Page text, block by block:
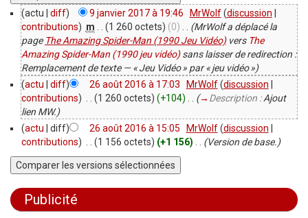
(actu | diff) 9 janvier 2017 à 19:46 MrWolf (discussion
contributions) m . . (1 260 octets) (0) . . (MrWolf a déplacé la
page The Amazing Spider-Man (1990 Jeu Vidéo)vers The
Amazing Spider-Man (1990 jeu vidéo)sans laisser de redirection :
Remplacement de texte — « Jeu Vidéo » par « jeu vidéo »)
(actu diff) 26 août 2016 à 17:03 MrWolf (discussion
contributions) . . (1 260 octets) (+104) . . (→ Description :Ajout
lien MW.)
(actu | diff) 26 août 2016 à 15:05 MrWolf (discussion
contributions) . . (1 156 octets) (+1 156) . . (Version de base.)
Publicité